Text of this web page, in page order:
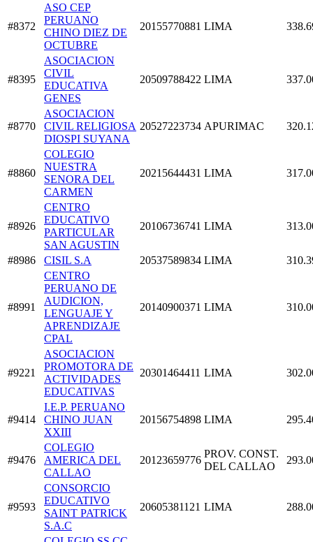
#8372
ASO CEP
PERUANO
CHINO DIEZ DE
OCTUBRE
20155770881 LIMA
#8395
ASOCIACION
CIVIL
EDUCATIVA
GENES
20509788422 LIMA
#8770
ASOCIACION
CIVIL RELIGIOSA
DIOSPI SUYANA
20527223734 APURIMAC
#8860
COLEGIO
NUESTRA
SENORA DEL
CARMEN
20215644431 LIMA
#8926
CENTRO
EDUCATIVO
PARTICULAR
SAN AGUSTIN
20106736741 LIMA
#8986 CISIL S.A 20537589834 LIMA
#8991
CENTRO
PERUANO DE
AUDICION,
LENGUAJE Y
APRENDIZAJE
CPAL
20140900371 LIMA
#9221
ASOCIACION
PROMOTORA DE
ACTIVIDADES
EDUCATIVAS
20301464411 LIMA
#9414
I.E.P. PERUANO
CHINO JUAN
XXIII
20156754898 LIMA
#9476
COLEGIO
AMERICA DEL
CALLAO
20123659776
PROV. CONST.
DEL CALLAO
#9593
CONSORCIO
EDUCATIVO
SAINT PATRICK
S.A.C
20605381121 LIMA